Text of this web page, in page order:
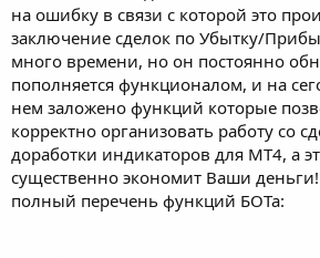
на ошибку в связи с которой это
заключение сделок по Убытку/
много времени, но он постоянно
пополняется функционалом, и на
нем заложено функций которые
корректно организовать работу со
доработки индикаторов для MT4, а
существенно экономит Ваши
полный перечень функций БОТа: